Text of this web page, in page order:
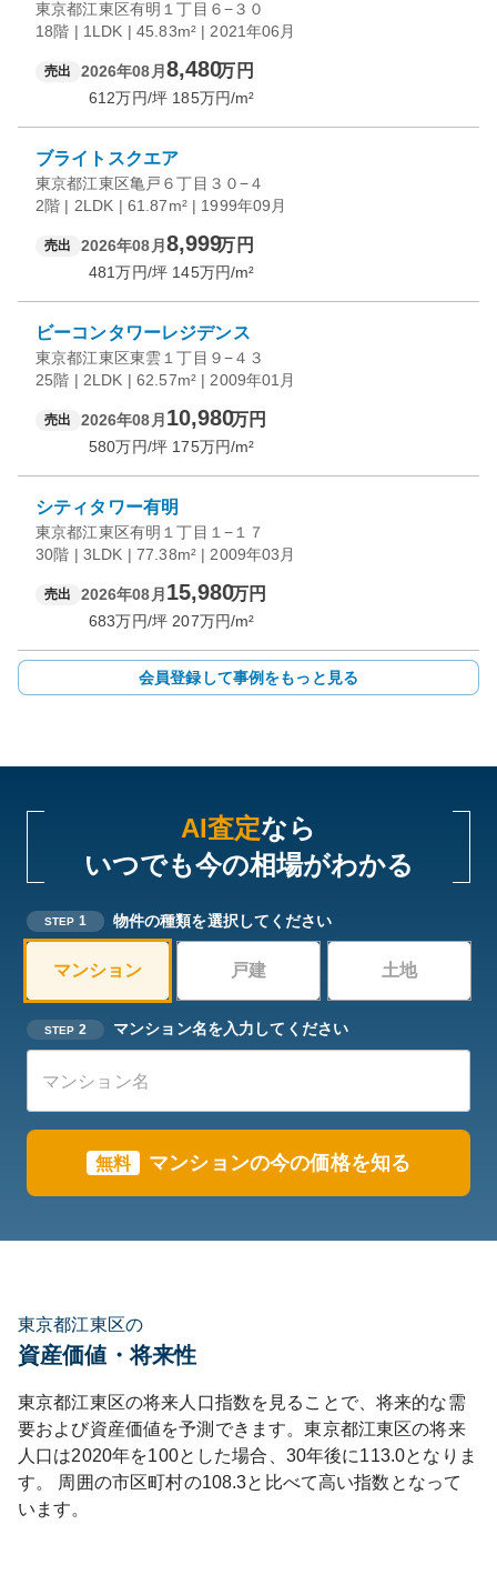
東京都江東区有明１丁目６−３０
18階 | 1LDK | 45.83m² | 2021年06月
売出 2026年08月 8,480万円
612万円/坪 185万円/m²
ブライトスクエア
東京都江東区亀戸６丁目３０−４
2階 | 2LDK | 61.87m² | 1999年09月
売出 2026年08月 8,999万円
481万円/坪 145万円/m²
ビーコンタワーレジデンス
東京都江東区東雲１丁目９−４３
25階 | 2LDK | 62.57m² | 2009年01月
売出 2026年08月 10,980万円
580万円/坪 175万円/m²
シティタワー有明
東京都江東区有明１丁目１−１７
30階 | 3LDK | 77.38m² | 2009年03月
売出 2026年08月 15,980万円
683万円/坪 207万円/m²
会員登録して事例をもっと見る
AI査定なら
いつでも今の相場がわかる
STEP 1 物件の種類を選択してください
マンション 戸建 土地
STEP 2 マンション名を入力してください
無料 マンションの今の価格を知る
東京都江東区の
資産価値・将来性
東京都江東区の将来人口指数を見ることで、将来的な需
要および資産価値を予測できます。東京都江東区の将来
人口は2020年を100とした場合、30年後に113.0となりま
す。
周囲の市区町村の108.3と比べて高い指数となって
います。